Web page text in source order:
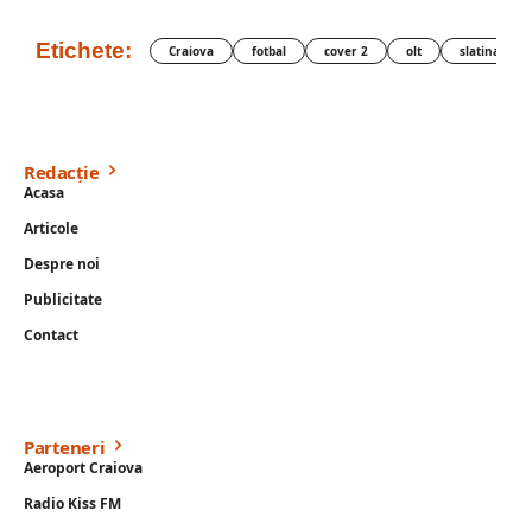
Etichete: Craiova fotbal cover 2 olt slatina
Redacție
Acasa
Articole
Despre noi
Publicitate
Contact
Parteneri
Aeroport Craiova
Radio Kiss FM